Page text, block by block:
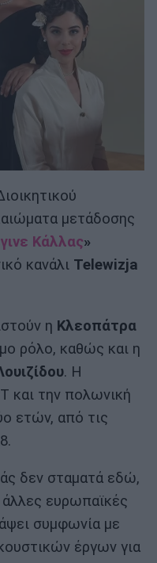
μετάδοσης
Κάλλας»
κανάλι Telewizja
η Κλεοπάτρα
ρόλο, καθώς και η
. Η
και την πολωνική
ετών, από τις
δεν σταματά εδώ,
ευρωπαϊκές
συμφωνία με
έργων για